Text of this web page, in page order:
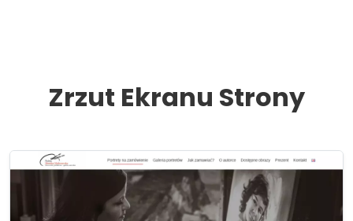
Zrzut Ekranu Strony